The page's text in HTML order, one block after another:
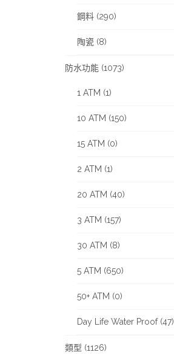
鋼料 (290)
陶瓷 (8)
防水功能 (1073)
1 ATM (1)
10 ATM (150)
15 ATM (0)
2 ATM (1)
20 ATM (40)
3 ATM (157)
30 ATM (8)
5 ATM (650)
50+ ATM (0)
Day Life Water Proof (47)
類型 (1126)